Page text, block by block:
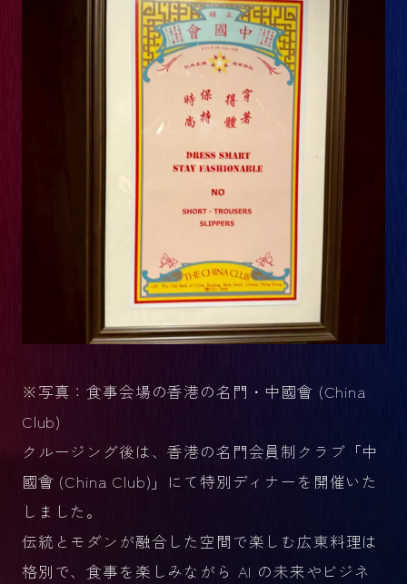
※写真：食事会場の香港の名門・中國會 (China
Club)
クルージング後は、香港の名門会員制クラブ「中
國會 (China Club)」にて特別ディナーを開催いた
しました。
伝統とモダンが融合した空間で楽しむ広東料理は
格別で、食事を楽しみながら AI の未来やビジネ